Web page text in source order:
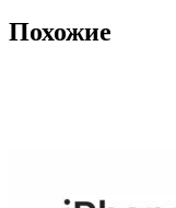
Похожие